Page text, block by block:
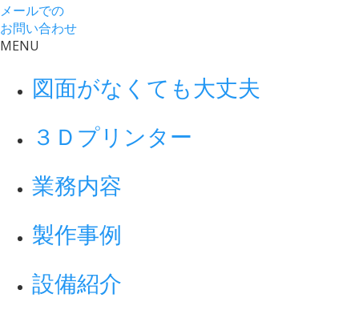
メールでの
お問い合わせ
MENU
図面がなくても大丈夫
３Ｄプリンター
業務内容
製作事例
設備紹介